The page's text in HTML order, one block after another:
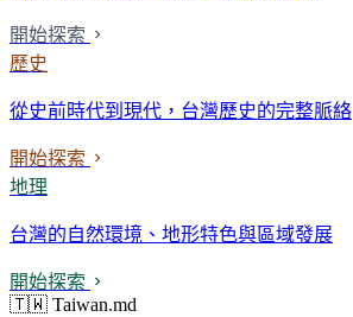
開始探索
歷史
從史前時代到現代，台灣歷史的完整脈絡
開始探索
地理
台灣的自然環境、地形特色與區域發展
開始探索
🇹🇼 Taiwan.md